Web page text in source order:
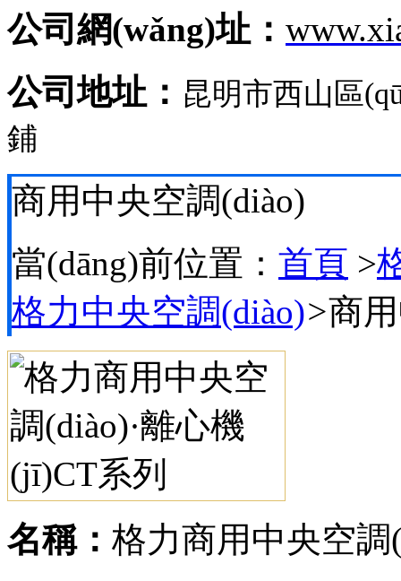
公司網(wǎng)址：
公司地址： 昆明市西山區
鋪
商用中央空調(diào)
當(dāng)前位置： 首頁 >
格力中央空調(diào)>商
名稱： 格力商用中央空調